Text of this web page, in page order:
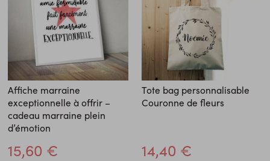
Affiche marraine
exceptionnelle à offrir –
cadeau marraine plein
d’émotion
15,60 €
Tote bag personnalisable
Couronne de fleurs
14,40 €